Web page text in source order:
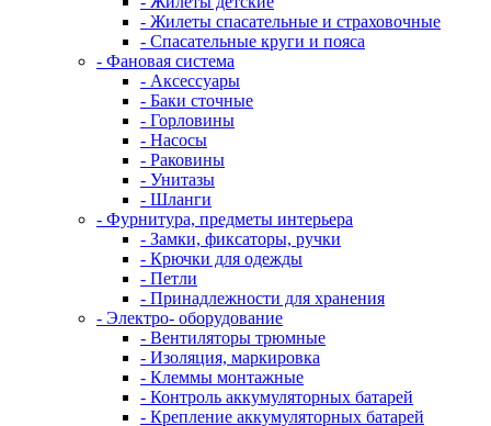
- Жилеты спасательные и страховочные
- Спасательные круги и пояса
- Фановая система
- Аксессуары
- Баки сточные
- Горловины
- Насосы
- Раковины
- Унитазы
- Шланги
- Фурнитура, предметы интерьера
- Замки, фиксаторы, ручки
- Крючки для одежды
- Петли
- Принадлежности для хранения
- Электро- оборудование
- Вентиляторы трюмные
- Изоляция, маркировка
- Клеммы монтажные
- Контроль аккумуляторных батарей
- Крепление аккумуляторных батарей